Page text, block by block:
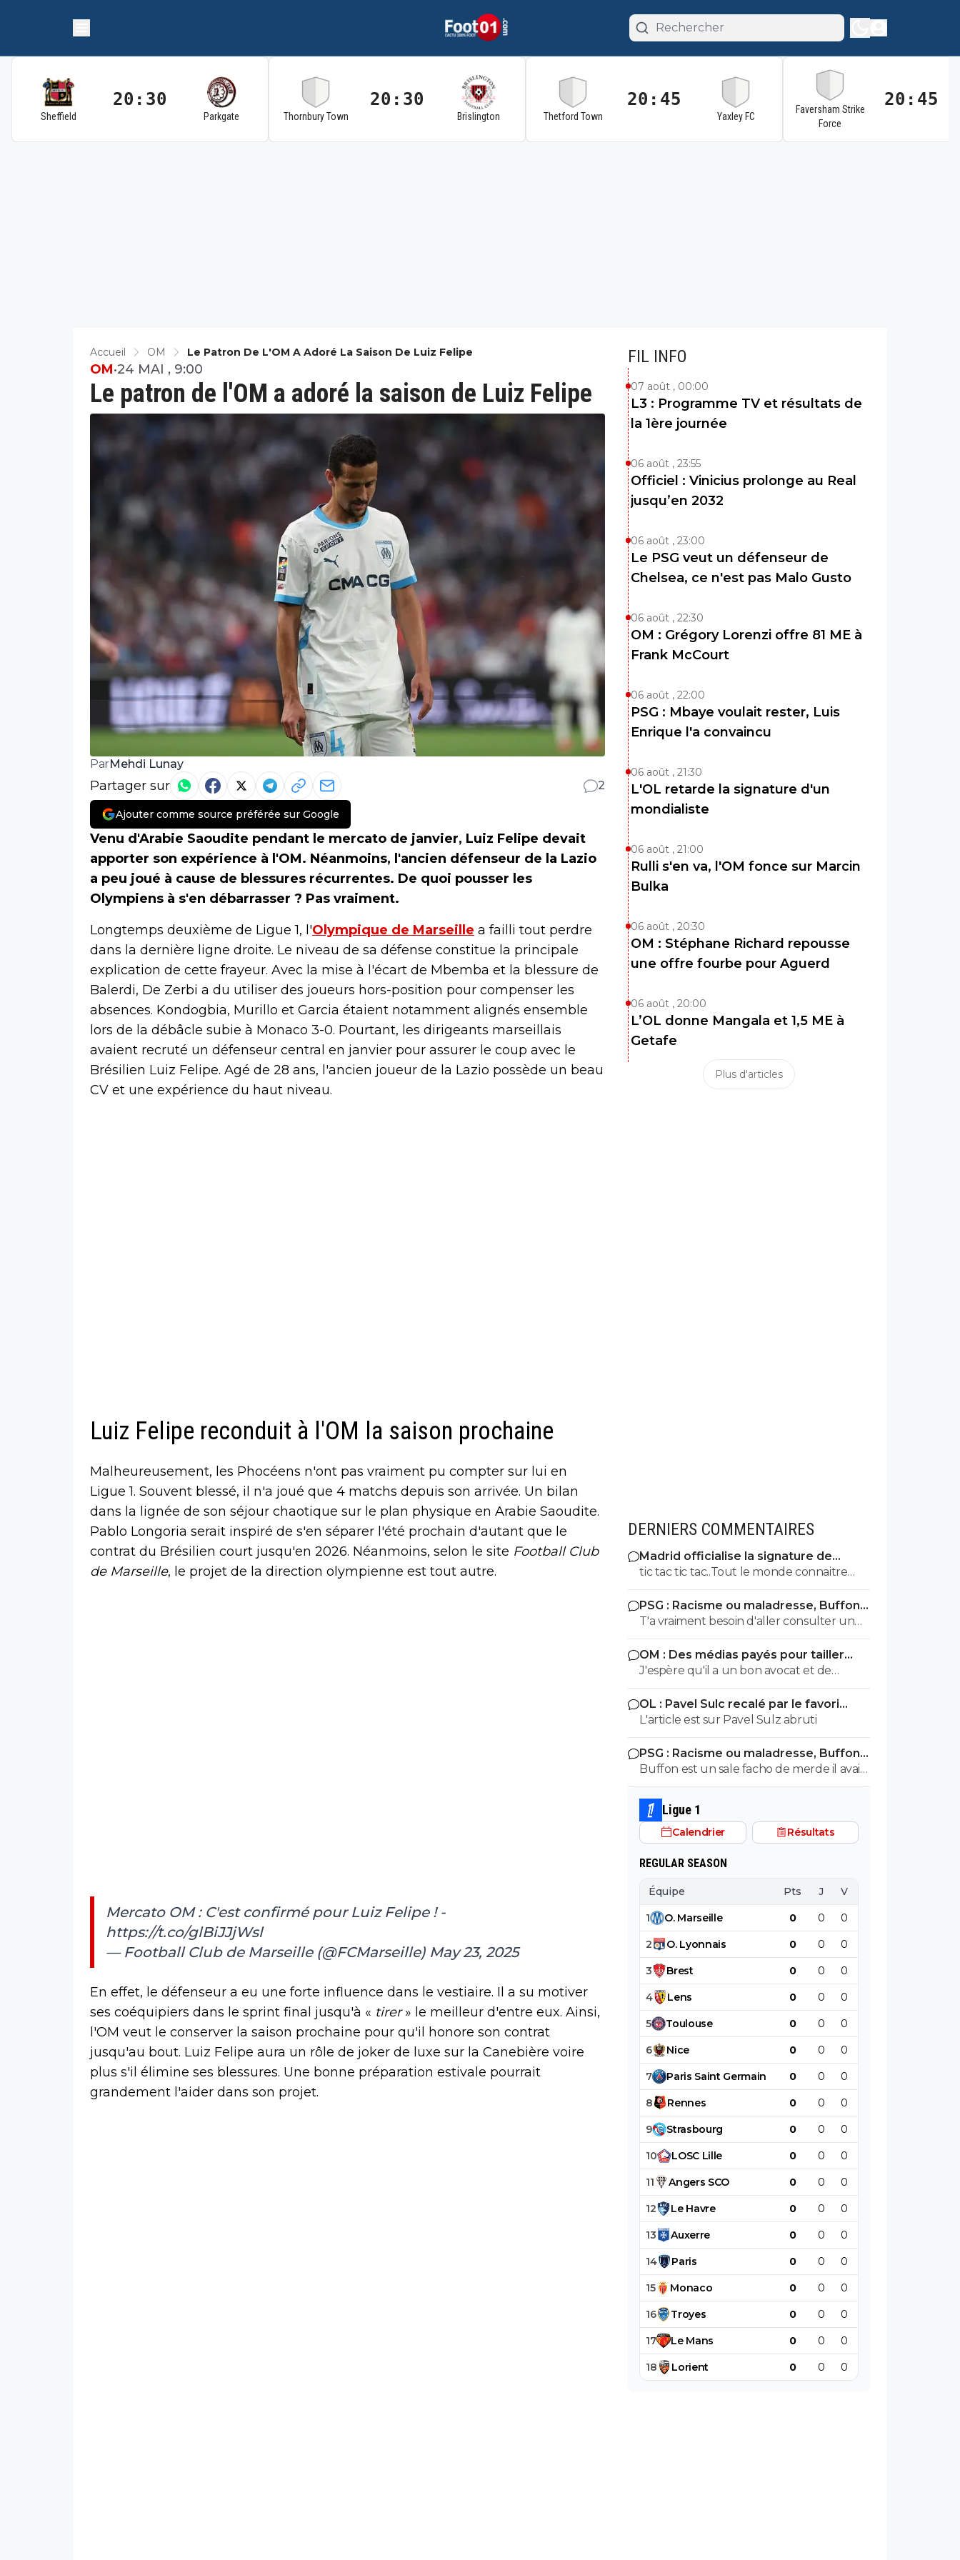
Sheffield
20:30
Parkgate Thornbury Town
20:30
Brislington Thetford Town
20:45
Yaxley FC
Faversham Strike
Force
20:45
Accueil OM Le Patron De L'OM A Adoré La Saison De Luiz Felipe
Le patron de l'OM a adoré la saison de Luiz Felipe
OM•24 MAI , 9:00
ParMehdi Lunay
Partager sur 2
Ajouter comme source préférée sur Google
Venu d'Arabie Saoudite pendant le mercato de janvier, Luiz Felipe devait
apporter son expérience à l'OM. Néanmoins, l'ancien défenseur de la Lazio
a peu joué à cause de blessures récurrentes. De quoi pousser les
Olympiens à s'en débarrasser ? Pas vraiment.
Longtemps deuxième de Ligue 1, l'Olympique de Marseille a failli tout perdre
dans la dernière ligne droite. Le niveau de sa défense constitue la principale
explication de cette frayeur. Avec la mise à l'écart de Mbemba et la blessure de
Balerdi, De Zerbi a du utiliser des joueurs hors-position pour compenser les
absences. Kondogbia, Murillo et Garcia étaient notamment alignés ensemble
lors de la débâcle subie à Monaco 3-0. Pourtant, les dirigeants marseillais
avaient recruté un défenseur central en janvier pour assurer le coup avec le
Brésilien Luiz Felipe. Agé de 28 ans, l'ancien joueur de la Lazio possède un beau
CV et une expérience du haut niveau.
Luiz Felipe reconduit à l'OM la saison prochaine
Malheureusement, les Phocéens n'ont pas vraiment pu compter sur lui en
Ligue 1. Souvent blessé, il n'a joué que 4 matchs depuis son arrivée. Un bilan
dans la lignée de son séjour chaotique sur le plan physique en Arabie Saoudite.
Pablo Longoria serait inspiré de s'en séparer l'été prochain d'autant que le
contrat du Brésilien court jusqu'en 2026. Néanmoins, selon le site Football Club
de Marseille, le projet de la direction olympienne est tout autre.
Mercato OM : C'est confirmé pour Luiz Felipe ! -
https://t.co/glBiJJjWsl
— Football Club de Marseille (@FCMarseille) May 23, 2025
En effet, le défenseur a eu une forte influence dans le vestiaire. Il a su motiver
ses coéquipiers dans le sprint final jusqu'à « tirer» le meilleur d'entre eux. Ainsi,
l'OM veut le conserver la saison prochaine pour qu'il honore son contrat
jusqu'au bout. Luiz Felipe aura un rôle de joker de luxe sur la Canebière voire
plus s'il élimine ses blessures. Une bonne préparation estivale pourrait
grandement l'aider dans son projet.
FIL INFO
07 août , 00:00
L3 : Programme TV et résultats de
la 1ère journée
06 août , 23:55
Officiel : Vinicius prolonge au Real
jusqu’en 2032
06 août , 23:00
Le PSG veut un défenseur de
Chelsea, ce n'est pas Malo Gusto
06 août , 22:30
OM : Grégory Lorenzi offre 81 ME à
Frank McCourt
06 août , 22:00
PSG : Mbaye voulait rester, Luis
Enrique l'a convaincu
06 août , 21:30
L'OL retarde la signature d'un
mondialiste
06 août , 21:00
Rulli s'en va, l'OM fonce sur Marcin
Bulka
06 août , 20:30
OM : Stéphane Richard repousse
une offre fourbe pour Aguerd
06 août , 20:00
L’OL donne Mangala et 1,5 ME à
Getafe
Plus d'articles
DERNIERS COMMENTAIRES
Madrid officialise la signature de
Diomande, le plus gros transfert de
tic tac tic tac..Tout le monde connaitre
bientot ton nom prénom et adresse !! tu
avais été prévenu... tu continue à faire ton
mariolle ! faudra pas que tu viennes
chialer comme la dernière fois gros
bouffon et assumer pour une fois dans ta
vie petit provocateur
PSG : Racisme ou maladresse, Buffon
écarte Suzuki
T'a vraiment besoin d'aller consulter un
professionnel de santé...tu vois des fachos
partout toi gros malade mdr
OM : Des médias payés pour tailler
l’OL, McCourt accusé
J'espère qu'il a un bon avocat et de
bonnes preuves parce qu'il va vite
exploser en vol avec ses différentes
révélations
OL : Pavel Sulc recalé par le favori
numéro 1 du mercato
L'article est sur Pavel Sulz abruti
PSG : Racisme ou maladresse, Buffon
écarte Suzuki
Buffon est un sale facho de merde il avait
le numéro 88 cetait pas un hasard...
Ligue 1
Calendrier Résultats
REGULAR SEASON
Équipe Pts J V
1 O. Marseille 0 0 0
2 O. Lyonnais 0 0 0
3 Brest 0 0 0
4 Lens 0 0 0
5 Toulouse 0 0 0
6 Nice 0 0 0
7 Paris Saint Germain 0 0 0
8 Rennes 0 0 0
9 Strasbourg 0 0 0
10 LOSC Lille 0 0 0
11 Angers SCO 0 0 0
12 Le Havre 0 0 0
13 Auxerre 0 0 0
14 Paris 0 0 0
15 Monaco 0 0 0
16 Troyes 0 0 0
17 Le Mans 0 0 0
18 Lorient 0 0 0